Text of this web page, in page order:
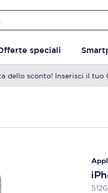
speciali
dello sconto! Inserisci il tuo